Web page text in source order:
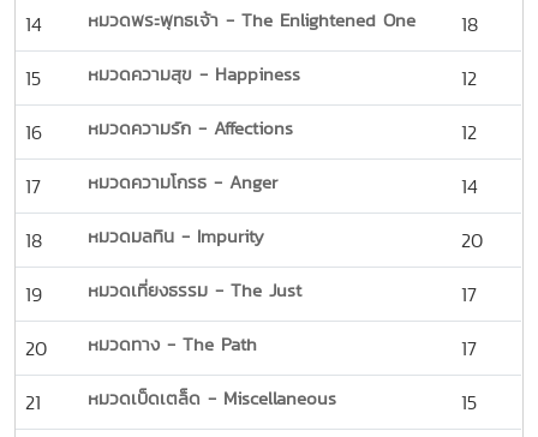
14
หมวดพระพุทธเจ้า - The Enlightened One
18
15
หมวดความสุข - Happiness
12
16
หมวดความรัก - Affections
12
17
หมวดความโกรธ - Anger
14
18
หมวดมลทิน - Impurity
20
19
หมวดเที่ยงธรรม - The Just
17
20
หมวดทาง - The Path
17
21
หมวดเบ็ดเตล็ด - Miscellaneous
15